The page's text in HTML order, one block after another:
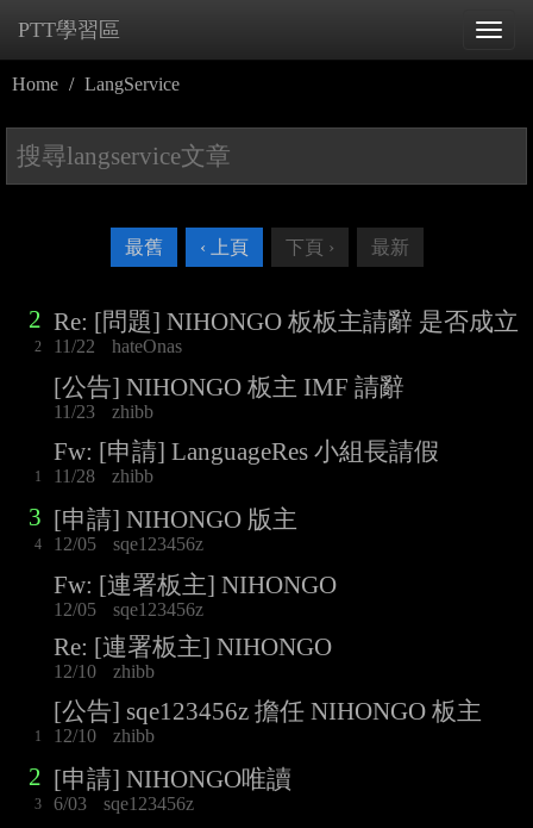
PTT學習區
Home LangService
最舊 ‹ 上頁 下頁 › 最新
2
2
Re: [問題] NIHONGO 板板主請辭 是否成立
11/22 hateOnas
[公告] NIHONGO 板主 IMF 請辭
11/23 zhibb
1
Fw: [申請] LanguageRes 小組長請假
11/28 zhibb
3
4
[申請] NIHONGO 版主
12/05 sqe123456z
Fw: [連署板主] NIHONGO
12/05 sqe123456z
Re: [連署板主] NIHONGO
12/10 zhibb
1
[公告] sqe123456z 擔任 NIHONGO 板主
12/10 zhibb
2
3
[申請] NIHONGO唯讀
6/03 sqe123456z